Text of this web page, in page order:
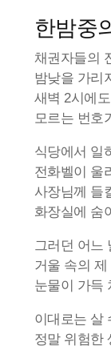
한밤중
채권자들의
밤낮을 가리
새벽 2시에
모르는 번호
식당에서 일
전화벨이 울
사장님께 들
화장실에 숨
그러던 어느
거울 속의
눈물이 가득
이대로는 살
정말 위험한